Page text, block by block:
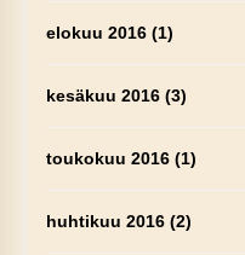
elokuu 2016(1)
kesäkuu 2016(3)
toukokuu 2016(1)
huhtikuu 2016(2)